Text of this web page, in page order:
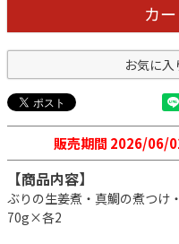
カ
お気に入
販売期間 2026/06/
【商品内容】
ぶりの生姜煮・真鯛の煮つけ
70g×各2